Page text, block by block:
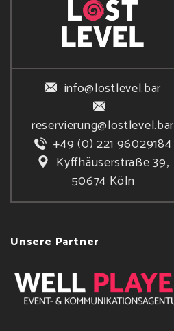
info@lostlevel.bar
reservierung@lostlevel.bar
+49 (0) 221 96029184
Kyffhäuserstraße 39,
50674 Köln
Unsere Partner